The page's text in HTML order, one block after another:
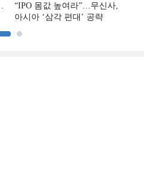
“IPO 몸값 높여라”…무신사,
아시아 ‘삼각 편대’ 공략